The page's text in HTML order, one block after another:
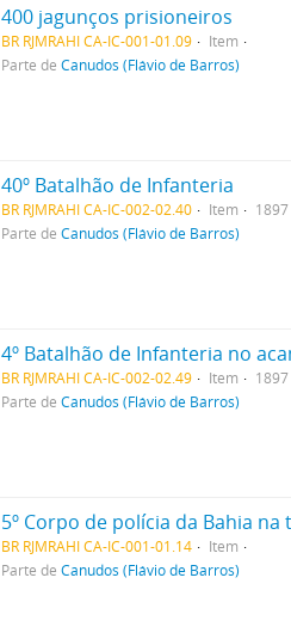
400 jagunços prisioneiros
BR RJMRAHI CA-IC-001-01.09
Item
Parte deCanudos (Flávio de Barros)
40º Batalhão de Infanteria
BR RJMRAHI CA-IC-002-02.40 Item
1897
Parte deCanudos (Flávio de Barros)
4º Batalhão de Infanteria no
BR RJMRAHI CA-IC-002-02.49 Item
1897
Parte deCanudos (Flávio de Barros)
5º Corpo de polícia da Bahia
BR RJMRAHI CA-IC-001-01.14
Item
Parte deCanudos (Flávio de Barros)